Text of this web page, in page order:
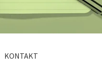
KONTAKT